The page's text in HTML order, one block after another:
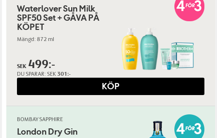
Waterlover Sun Milk
SPF50 Set + GÅVA PÅ
KÖPET
Mängd: 872 ml
SEK 499:-
DU SPARAR: SEK 301:-
KÖP
BOMBAY SAPPHIRE
London Dry Gin